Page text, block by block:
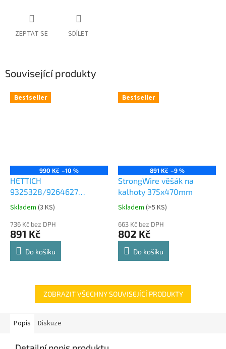
ZEPTAT SE SDÍLET
Související produkty
Bestseller
990 Kč –10 %
HETTICH
9325328/9264627
Comfort Spin 360° otočná
police 8kg
Průměrné
produktu
je
4,8
Skladem (3 KS)
736 Kč bez DPH
891 Kč
Do košíku
Bestseller
891 Kč –9 %
StrongWire věšák na
kalhoty 375x470mm
Průměrné
produktu
je
4,8
Skladem (>5 KS)
663 Kč bez DPH
802 Kč
Do košíku
ZOBRAZIT VŠECHNY SOUVISEJÍCÍ PRODUKTY
Popis Diskuze